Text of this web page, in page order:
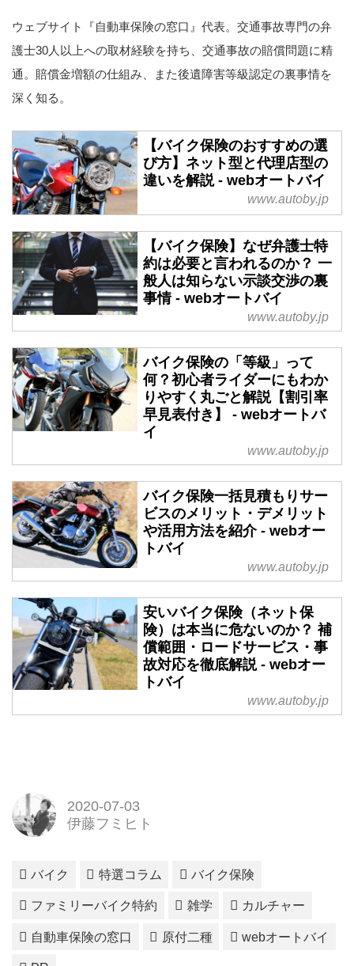
ウェブサイト『自動車保険の窓口』代表。交通事故専門の弁
護士30人以上への取材経験を持ち、交通事故の賠償問題に精
通。賠償金増額の仕組み、また後遺障害等級認定の裏事情を
深く知る。
【バイク保険のおすすめの選
び方】ネット型と代理店型の
違いを解説 - webオートバイ
www.autoby.jp
【バイク保険】なぜ弁護士特
約は必要と言われるのか？ 一
般人は知らない示談交渉の裏
事情 - webオートバイ
www.autoby.jp
バイク保険の「等級」って
何？初心者ライダーにもわか
りやすく丸ごと解説【割引率
早見表付き】 - webオートバ
イ
www.autoby.jp
バイク保険一括見積もりサー
ビスのメリット・デメリット
や活用方法を紹介 - webオー
トバイ
www.autoby.jp
安いバイク保険（ネット保
険）は本当に危ないのか？ 補
償範囲・ロードサービス・事
故対応を徹底解説 - webオー
トバイ
www.autoby.jp
2020-07-03
伊藤フミヒト
バイク 特選コラム バイク保険
ファミリーバイク特約 雑学 カルチャー
自動車保険の窓口 原付二種 webオートバイ